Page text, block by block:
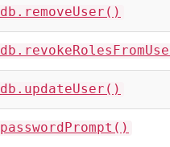
db.removeUser()
db.updateUser()
passwordPrompt()